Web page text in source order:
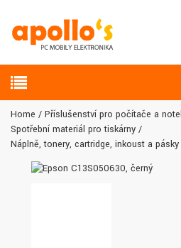
Home
Příslušenství pro počítače a
Spotřební materiál pro tiskárny
Náplně, tonery, cartridge, inkoust a